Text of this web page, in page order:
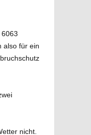
also für ein
nicht.